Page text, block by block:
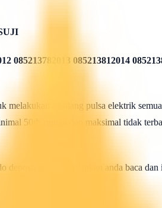
085213782013 085213812014
melakukan isi ulang pulsa elektrik
50rb rupiah dan maksimal tidak
deposit pulsa ini silahkan anda baca